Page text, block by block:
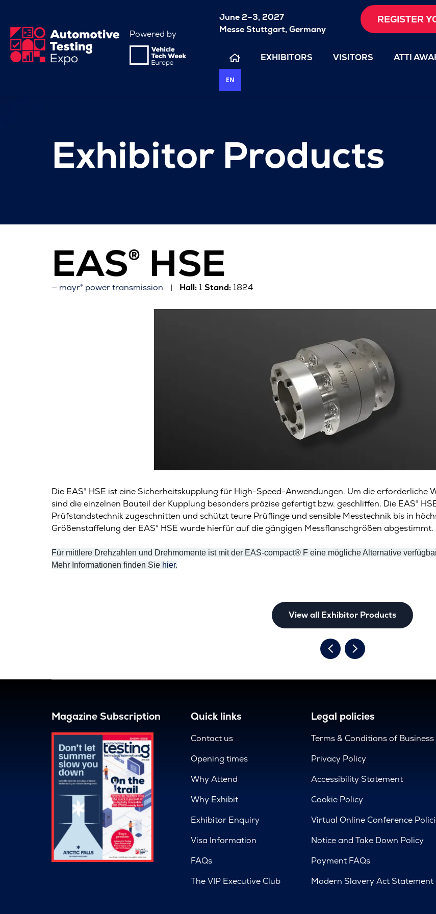
Powered by
June 2–3, 2027
Messe Stuttgart, Germany
REGISTER
EXHIBITORS VISITORS ATTI
EN
Exhibitor Products
EAS® HSE
mayr® power transmission Hall:1Stand:1824
Die EAS® HSE ist eine Sicherheitskupplung für High-Speed-Anwendungen. Um die erforderliche
sind die einzelnen Bauteil der Kupplung besonders präzise gefertigt bzw. geschliffen. Die EAS®
Prüfstandstechnik zugeschnitten und schützt teure Prüflinge und sensible Messtechnik bis in
Größenstaffelung der EAS® HSE wurde hierfür auf die gängigen Messflanschgrößen abgestimmt.
Für mittlere Drehzahlen und Drehmomente ist mit der EAS-compact® F eine mögliche Alternative
Mehr Informationen finden Sie hier.
View all Exhibitor Products
Magazine Subscription Quick links
Contact us
Opening times
Why Attend
Why Exhibit
Exhibitor Enquiry
Visa Information
FAQs
The VIP Executive Club
Legal policies
Terms & Conditions of
Privacy Policy
Accessibility Statement
Cookie Policy
Virtual Online Conference
Notice and Take Down Policy
Payment FAQs
Modern Slavery Act Statement